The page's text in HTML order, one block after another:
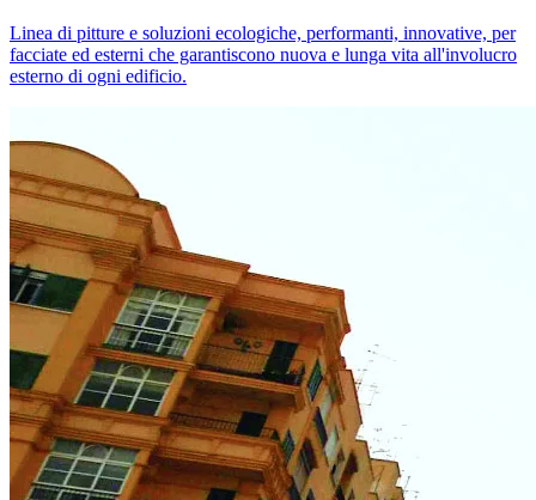
Linea di pitture e soluzioni ecologiche, performanti, innovative, per
facciate ed esterni che garantiscono nuova e lunga vita all'involucro
esterno di ogni edificio.